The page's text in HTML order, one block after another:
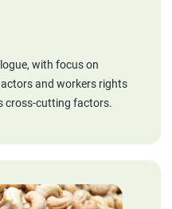
with focus on
and workers rights
cross-cutting factors.